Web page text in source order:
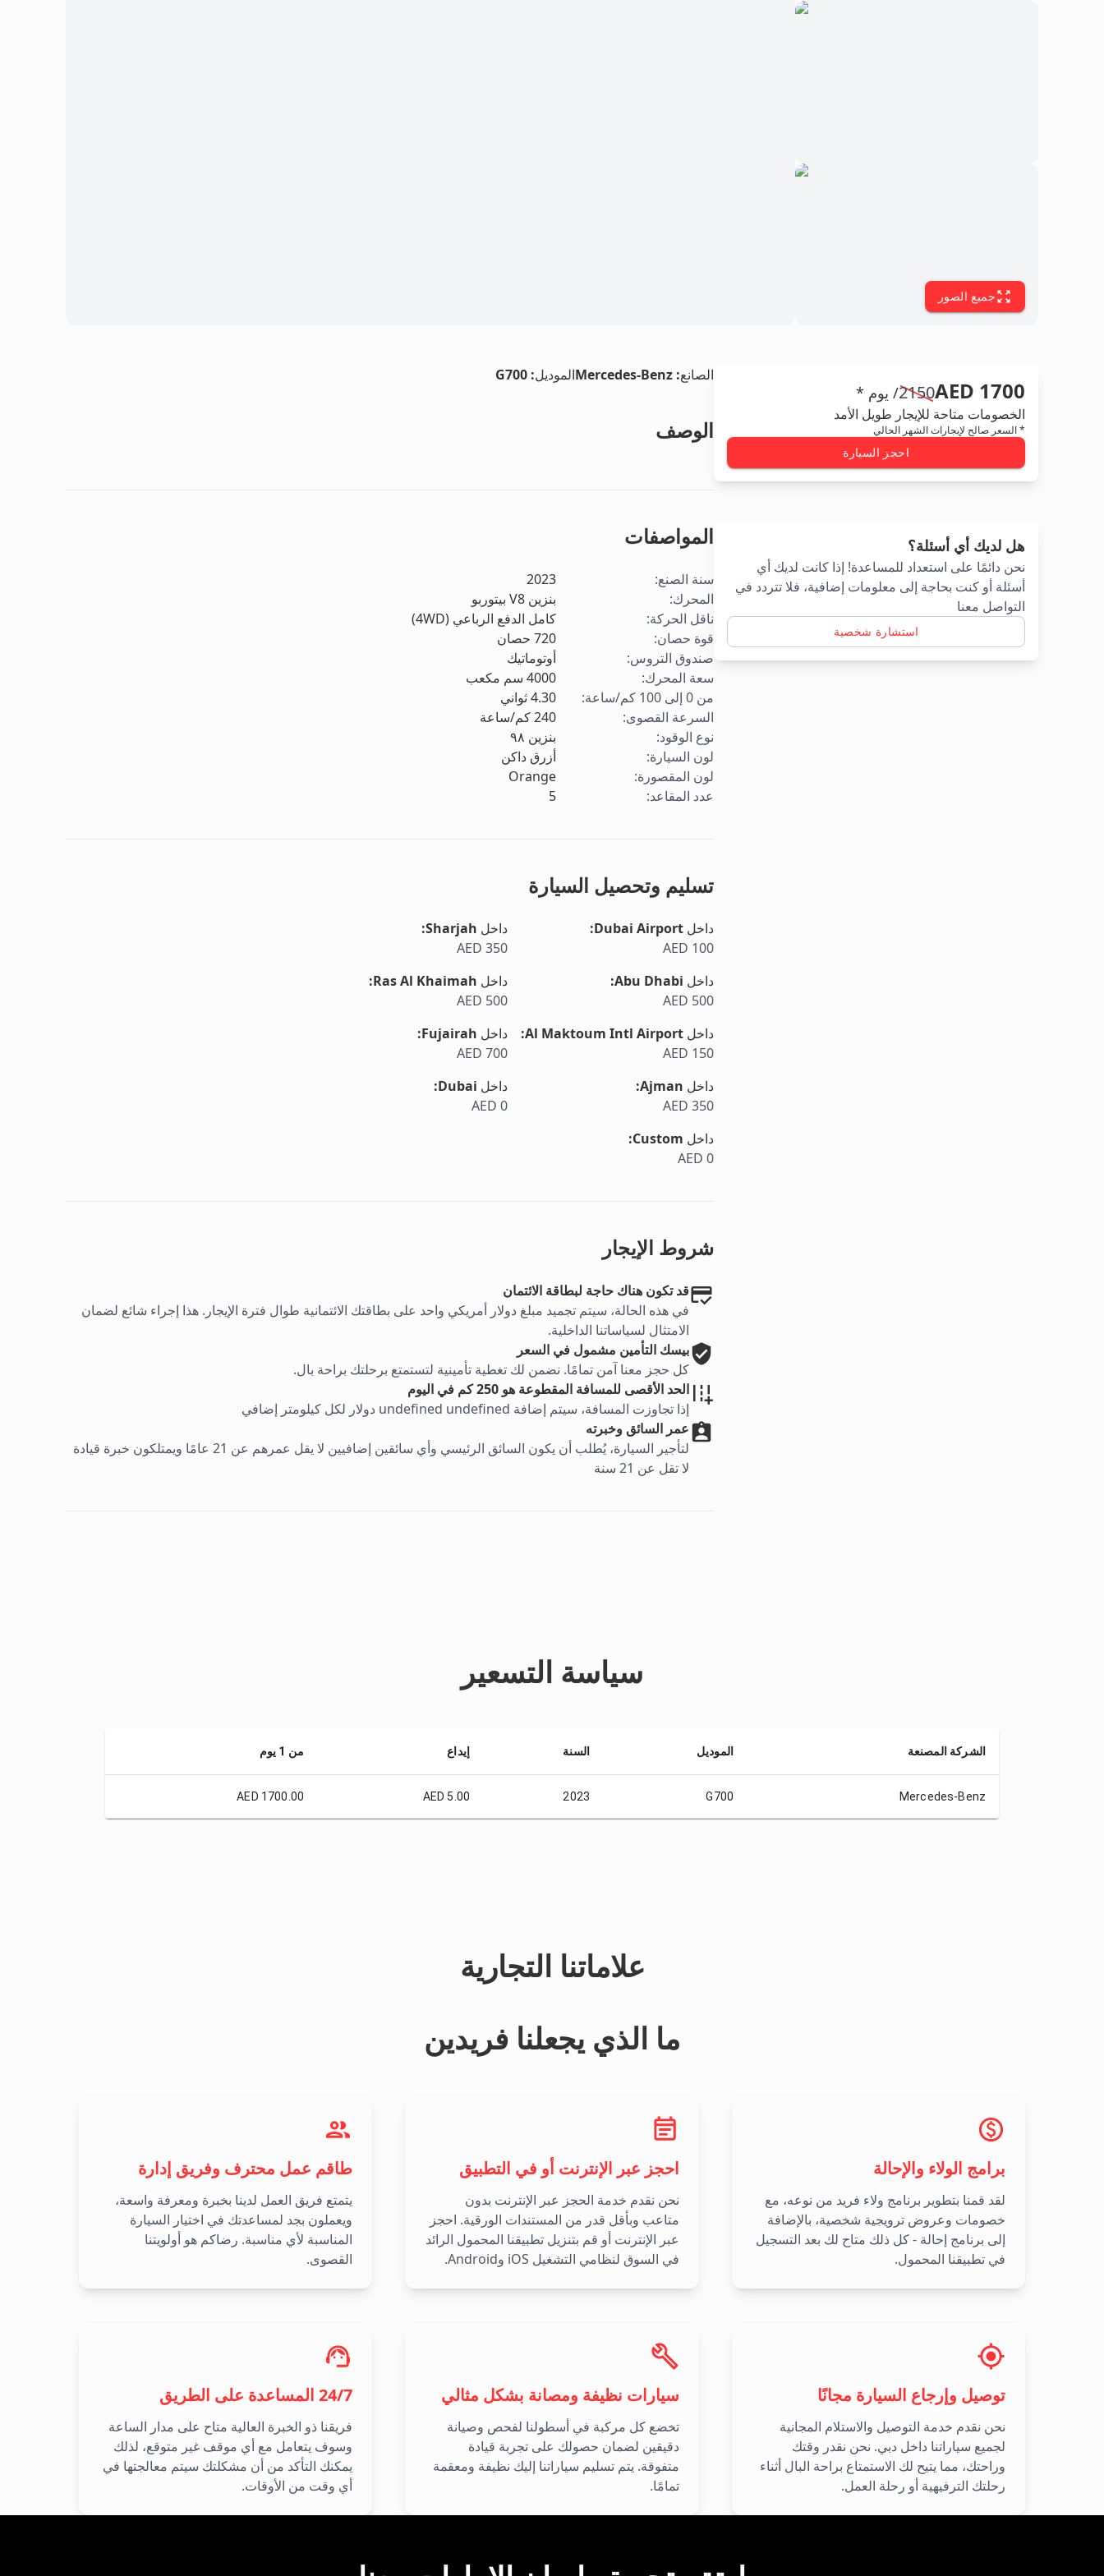
جميع الصور
الصانع:
Mercedes-Benzالموديل:
G700
الوصف
المواصفات
سنة الصنع:
2023
المحرك:
بنزين V8 بيتوربو
ناقل الحركة:
كامل الدفع الرباعي (4WD)
قوة حصان:
720 حصان
صندوق التروس:
أوتوماتيك
سعة المحرك:
4000 سم مكعب
من 0 إلى 100 كم/ساعة
:
4.30ثواني
السرعة القصوى:
240كم/ساعة
نوع الوقود:
بنزين ٩٨
لون السيارة:
أزرق داكن
لون المقصورة:
Orange
عدد المقاعد:
5
تسليم وتحصيل السيارة
داخل Dubai Airport
:
AED 100
داخل Sharjah
:
AED 350
داخل Abu Dhabi
:
AED 500
داخل Ras Al Khaimah
:
AED 500
داخل Al Maktoum Intl Airport
:
AED 150
داخل Fujairah
:
AED 700
داخل Ajman
:
AED 350
داخل Dubai
:
AED 0
داخل Custom
:
AED 0
شروط الإيجار
قد تكون هناك حاجة لبطاقة الائتمان
في هذه الحالة، سيتم تجميد مبلغ دولار أمريكي واحد على بطاقتك الائتمانية طوال فترة الإيجار. هذا إجراء شائع لضمان
الامتثال لسياساتنا الداخلية.
بيسك التأمين مشمول في السعر
كل حجز معنا آمن تمامًا. نضمن لك تغطية تأمينية لتستمتع برحلتك براحة بال.
الحد الأقصى للمسافة المقطوعة هو 250 كم في اليوم
إذا تجاوزت المسافة، سيتم إضافة undefined undefined دولار لكل كيلومتر إضافي
عمر السائق وخبرته
لتأجير السيارة، يُطلب أن يكون السائق الرئيسي وأي سائقين إضافيين لا يقل عمرهم عن 21 عامًا ويمتلكون خبرة قيادة
لا تقل عن 21 سنة
AED 1700
2150/ يوم *
الخصومات متاحة للإيجار طويل الأمد
* السعر صالح لإيجارات الشهر الحالي
احجز السيارة
هل لديك أي أسئلة؟
نحن دائمًا على استعداد للمساعدة! إذا كانت لديك أي
أسئلة أو كنت بحاجة إلى معلومات إضافية، فلا تتردد في
التواصل معنا
استشارة شخصية
سياسة التسعير
الشركة المصنعة الموديل السنة إيداع من 1 يوم
Mercedes-Benz
G700
2023
AED 5.00
AED 1700.00
علاماتنا التجارية
ما الذي يجعلنا فريدين
برامج الولاء والإحالة
لقد قمنا بتطوير برنامج ولاء فريد من نوعه، مع
خصومات وعروض ترويجية شخصية، بالإضافة
إلى برنامج إحالة - كل ذلك متاح لك بعد التسجيل
في تطبيقنا المحمول.
احجز عبر الإنترنت أو في التطبيق
نحن نقدم خدمة الحجز عبر الإنترنت بدون
متاعب وبأقل قدر من المستندات الورقية. احجز
عبر الإنترنت أو قم بتنزيل تطبيقنا المحمول الرائد
في السوق لنظامي التشغيل iOS وAndroid.
طاقم عمل محترف وفريق إدارة
يتمتع فريق العمل لدينا بخبرة ومعرفة واسعة،
ويعملون بجد لمساعدتك في اختيار السيارة
المناسبة لأي مناسبة. رضاكم هو أولويتنا
القصوى.
توصيل وإرجاع السيارة مجانًا
نحن نقدم خدمة التوصيل والاستلام المجانية
لجميع سياراتنا داخل دبي. نحن نقدر وقتك
وراحتك، مما يتيح لك الاستمتاع براحة البال أثناء
رحلتك الترفيهية أو رحلة العمل.
سيارات نظيفة ومصانة بشكل مثالي
تخضع كل مركبة في أسطولنا لفحص وصيانة
دقيقين لضمان حصولك على تجربة قيادة
متفوقة. يتم تسليم سياراتنا إليك نظيفة ومعقمة
تمامًا.
24/7 المساعدة على الطريق
فريقنا ذو الخبرة العالية متاح على مدار الساعة
وسوف يتعامل مع أي موقف غير متوقع، لذلك
يمكنك التأكد من أن مشكلتك سيتم معالجتها في
أي وقت من الأوقات.